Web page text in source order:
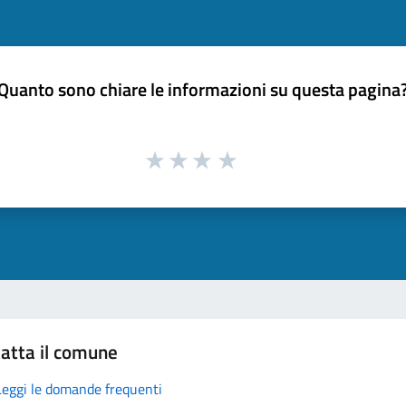
sono chiare le informazioni su questa
il comune
le domande frequenti